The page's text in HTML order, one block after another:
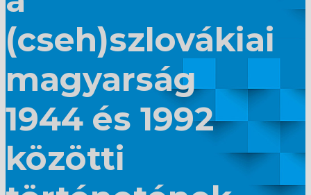
(cseh)szlovákiai
magyarság
1944 és 1992
közötti